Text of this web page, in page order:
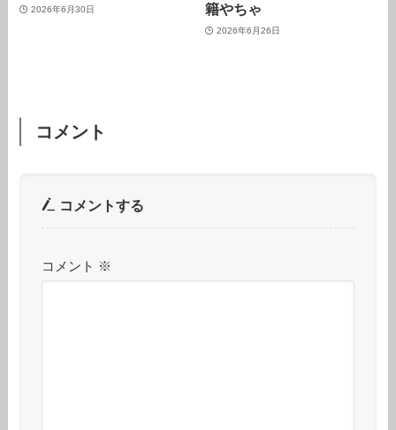
2026年6月30日
籍やちゃ
2026年6月26日
コメント
コメントする
コメント ※